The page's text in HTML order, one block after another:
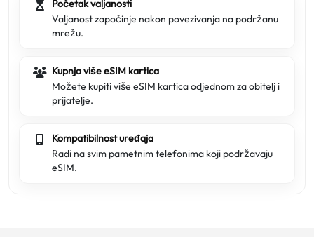
Početak valjanosti
Valjanost započinje nakon povezivanja na podržanu
mrežu.
Kupnja više eSIM kartica
Možete kupiti više eSIM kartica odjednom za obitelj i
prijatelje.
Kompatibilnost uređaja
Radi na svim pametnim telefonima koji podržavaju
eSIM.